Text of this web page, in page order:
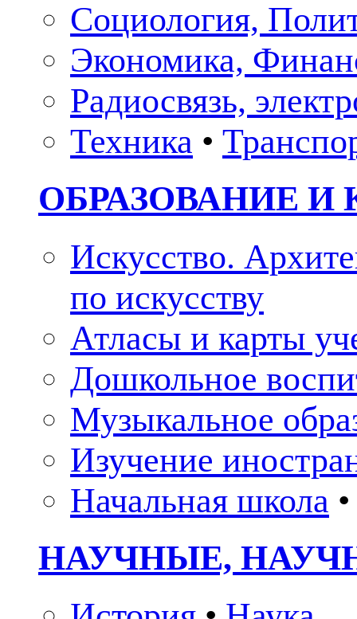
Социология,
Экономика,
Радиосвязь,
Техника •
ОБРАЗОВАНИЕ И
Искусство.
по искусству
Атласы и карты
Дошкольное
Музыкальное
Изучение
Начальная школа •
НАУЧНЫЕ,